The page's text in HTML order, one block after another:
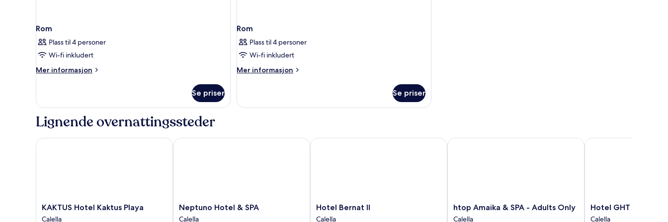
Rom
Plass til 4 personer
Wi-fi inkludert
Mer informasjon
Mer
Se priser
Rom
Plass til 4 personer
Wi-fi inkludert
Mer informasjon
Mer
Se priser
Lignende overnattingssteder
KAKTUS
Hotel
KAKTUS Hotel Kaktus Playa
Calella
KAKTUS Hotel Kaktus Playa
Neptuno
Hotel
Neptuno Hotel & SPA
Calella
Neptuno Hotel & SPA
Hotel
Bernat
Hotel Bernat II
Calella
Hotel Bernat II
htop
Amaika
htop Amaika & SPA - Adults Only
Calella
htop Amaika & SPA - Adults Only
Hotel
GHT
Hotel GHT Marítim
Calella
Hotel GHT Marítim